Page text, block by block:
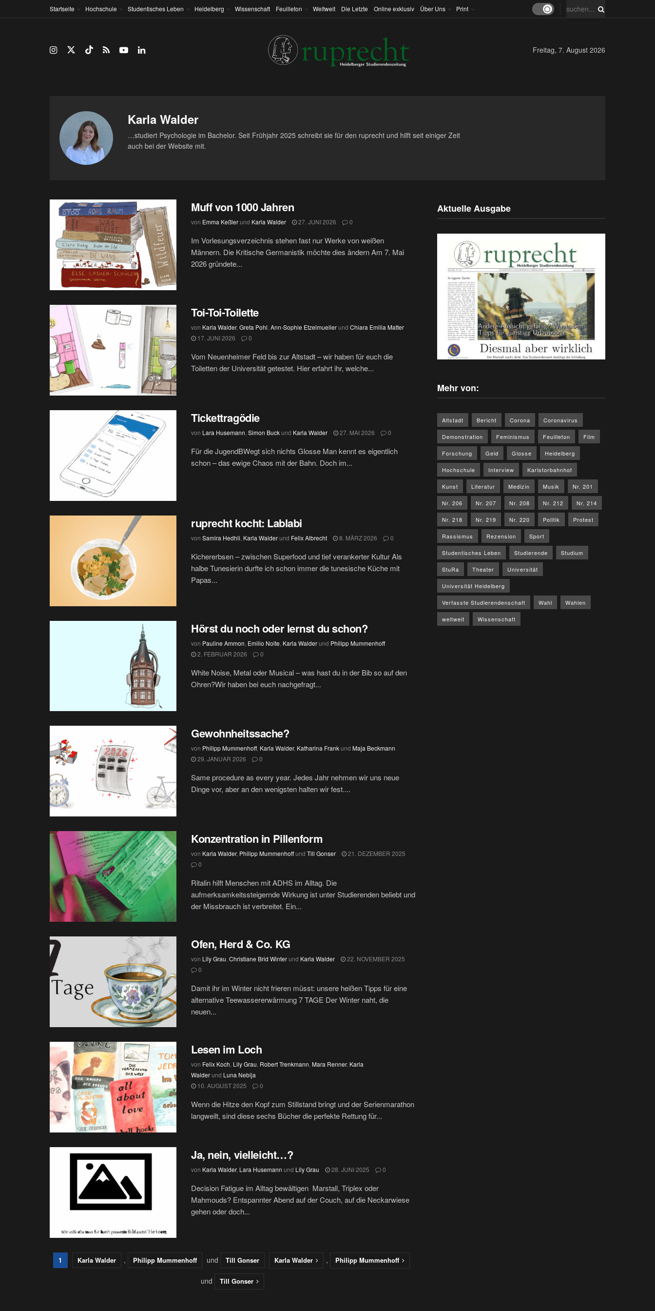
Startseite Hochschule Studentisches Leben Heidelberg Wissenschaft Feuilleton Weltweit Die Letzte Online exklusiv Über Uns Print
Freitag, 7. August 2026
Karla Walder
…studiert Psychologie im Bachelor. Seit Frühjahr 2025 schreibt sie für den ruprecht und hilft seit einiger Zeit
auch bei der Website mit.
Muff von 1000 Jahren
von Emma Keßlerund Karla Walder 27. JUNI 2026 0
Im Vorlesungsverzeichnis stehen fast nur Werke von weißen
Männern. Die Kritische Germanistik möchte dies ändern Am 7. Mai
2026 gründete...
Toi-Toi-Toilette
von Karla Walder, Greta Pohl, Ann-Sophie Etzelmuellerund Chiara Emilia Matter
17. JUNI 2026
0
Vom Neuenheimer Feld bis zur Altstadt – wir haben für euch die
Toiletten der Universität getestet. Hier erfahrt ihr, welche...
Tickettragödie
von Lara Husemann, Simon Buckund Karla Walder 27. MAI 2026 0
Für die JugendBWegt sich nichts Glosse Man kennt es eigentlich
schon – das ewige Chaos mit der Bahn. Doch im...
ruprecht kocht: Lablabi
von Samira Hedhli, Karla Walderund Felix Albrecht 8. MÄRZ 2026 0
Kichererbsen – zwischen Superfood und tief verankerter Kultur Als
halbe Tunesierin durfte ich schon immer die tunesische Küche mit
Papas...
Hörst du noch oder lernst du schon?
von Pauline Ammon, Emilio Nolte, Karla Walderund Philipp Mummenhoff
2. FEBRUAR 2026
0
White Noise, Metal oder Musical – was hast du in der Bib so auf den
Ohren?Wir haben bei euch nachgefragt...
Gewohnheitssache?
von Philipp Mummenhoff, Karla Walder, Katharina Frankund Maja Beckmann
29. JANUAR 2026
0
Same procedure as every year. Jedes Jahr nehmen wir uns neue
Dinge vor, aber an den wenigsten halten wir fest....
Konzentration in Pillenform
von Karla Walder, Philipp Mummenhoffund Till Gonser
21. DEZEMBER 2025
0
Ritalin hilft Menschen mit ADHS im Alltag. Die
aufmerksamkeitssteigernde Wirkung ist unter Studierenden beliebt und
der Missbrauch ist verbreitet. Ein...
Ofen, Herd & Co. KG
von Lily Grau, Christiane Brid Winterund Karla Walder
22. NOVEMBER 2025
0
Damit ihr im Winter nicht frieren müsst: unsere heißen Tipps für eine
alternative Teewassererwärmung 7 TAGE Der Winter naht, die
neuen...
Lesen im Loch
von Felix Koch, Lily Grau, Robert Trenkmann, Mara Renner, Karla
Walderund Luna Nebija
10. AUGUST 2025
0
Wenn die Hitze den Kopf zum Stillstand bringt und der Serienmarathon
langweilt, sind diese sechs Bücher die perfekte Rettung für...
Ja, nein, vielleicht…?
von Karla Walder, Lara Husemann und Lily Grau 28. JUNI 2025 0
Decision Fatigue im Alltag bewältigen Marstall, Triplex oder
Mahmouds? Entspannter Abend auf der Couch, auf die Neckarwiese
gehen oder doch...
1 Karla Walder , Philipp Mummenhoff und Till Gonser Karla Walder , Philipp Mummenhoff
und Till Gonser
Aktuelle Ausgabe
Mehr von:
Altstadt Bericht Corona Coronavirus
Demonstration Feminismus Feuilleton Film
Forschung Geld Glosse Heidelberg
Hochschule Interview Karlstorbahnhof
Kunst Literatur Medizin Musik Nr. 201
Nr. 206 Nr. 207 Nr. 208 Nr. 212 Nr. 214
Nr. 218 Nr. 219 Nr. 220 Politik Protest
Rassismus Rezension Sport
Studentisches Leben Studierende Studium
StuRa Theater Universität
Universität Heidelberg
Verfasste Studierendenschaft Wahl Wahlen
weltweit Wissenschaft